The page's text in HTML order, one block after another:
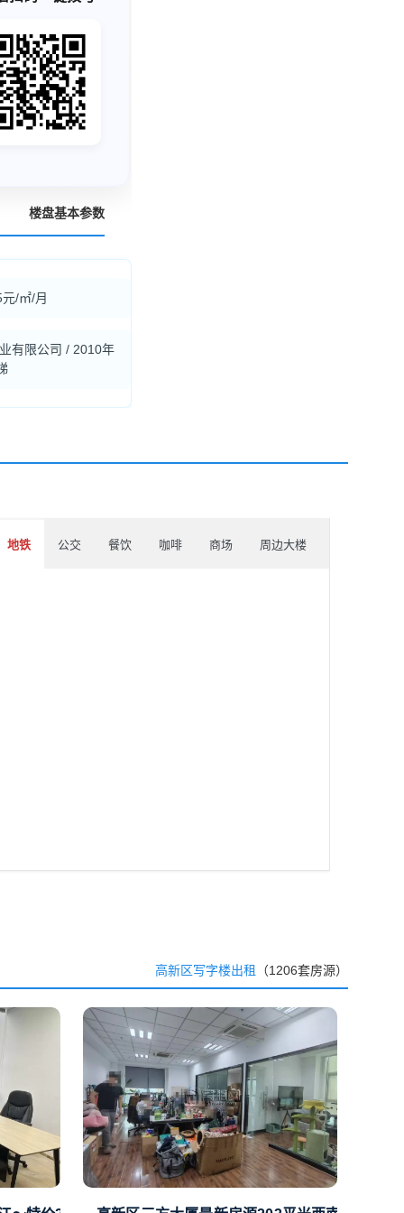
楼盘基本参数
/㎡/月
有限公司 / 2010年
地铁 公交 餐饮 咖啡 商场 周边大楼
高新区写字楼出租 （1206套房源）